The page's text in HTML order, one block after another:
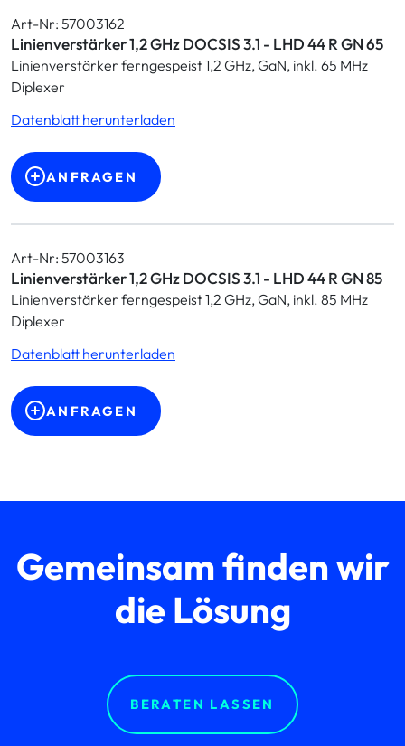
Art-Nr: 57003162
Linienverstärker 1,2 GHz DOCSIS 3.1 - LHD 44 R GN 65
Linienverstärker ferngespeist 1,2 GHz, GaN, inkl. 65 MHz
Diplexer
Datenblatt herunterladen
ANFRAGEN
Art-Nr: 57003163
Linienverstärker 1,2 GHz DOCSIS 3.1 - LHD 44 R GN 85
Linienverstärker ferngespeist 1,2 GHz, GaN, inkl. 85 MHz
Diplexer
Datenblatt herunterladen
ANFRAGEN
Gemeinsam finden wir
die Lösung
BERATEN LASSEN